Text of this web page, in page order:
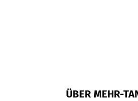
ÜBER MEHR-